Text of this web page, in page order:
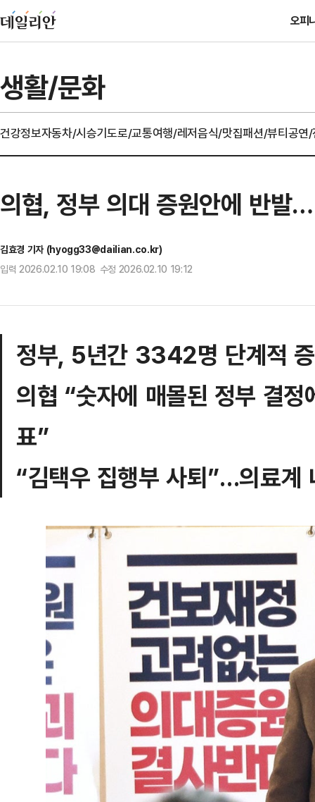
오피
생활/문화
건강정보자동차/시승기도로/교통여행/레저음식/맛집패션/뷰티공연
의협, 정부 의대 증원안에 반발
김효경 기자 (hyogg33@dailian.co.kr)
입력 2026.02.10 19:08 수정 2026.02.10 19:12
정부, 5년간 3342명 단계적
의협 “숫자에 매몰된 정부 결
표”
“김택우 집행부 사퇴”…의료계